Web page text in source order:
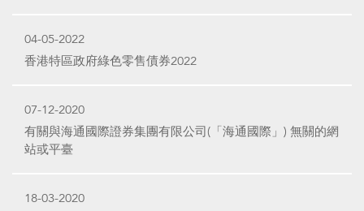
04-05-2022
香港特區政府綠色零售債券2022
07-12-2020
有關與海通國際證券集團有限公司(「海通國際」) 無關的網
站或平臺
18-03-2020